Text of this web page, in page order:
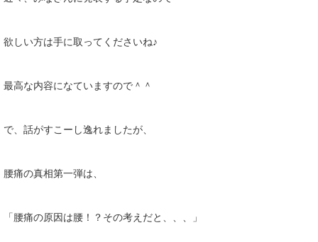
欲しい方は手に取ってくださいね♪
最高な内容になていますので＾＾
で、話がすこーし逸れましたが、
腰痛の真相第一弾は、
「腰痛の原因は腰！？その考えだと、、、」